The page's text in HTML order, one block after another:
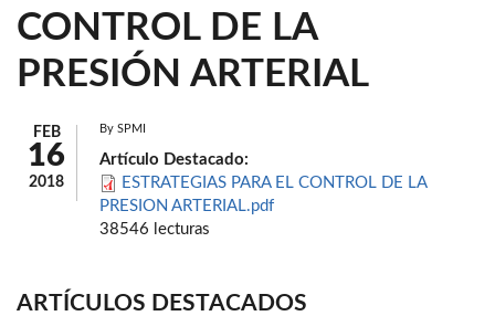
CONTROL DE LA
PRESIÓN ARTERIAL
FEB
16
2018
By SPMI
Artículo Destacado:
ESTRATEGIAS PARA EL CONTROL DE LA
PRESION ARTERIAL.pdf
38546 lecturas
ARTÍCULOS DESTACADOS